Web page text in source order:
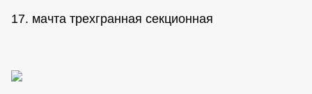
17. мачта трехгранная секционная